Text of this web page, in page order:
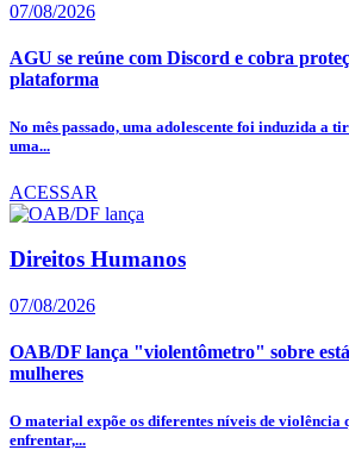
07/08/2026
AGU se reúne com Discord e cobra
plataforma
No mês passado, uma adolescente foi induzida a
uma...
ACESSAR
Direitos Humanos
07/08/2026
OAB/DF lança "violentômetro" sobre
mulheres
O material expõe os diferentes níveis de violência
enfrentar,...